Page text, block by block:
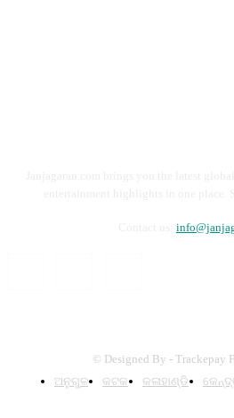
© Designed By - Trackepay
ଅନୁଗୁଳ
କଟକ କଳାହାଣ୍ଡି